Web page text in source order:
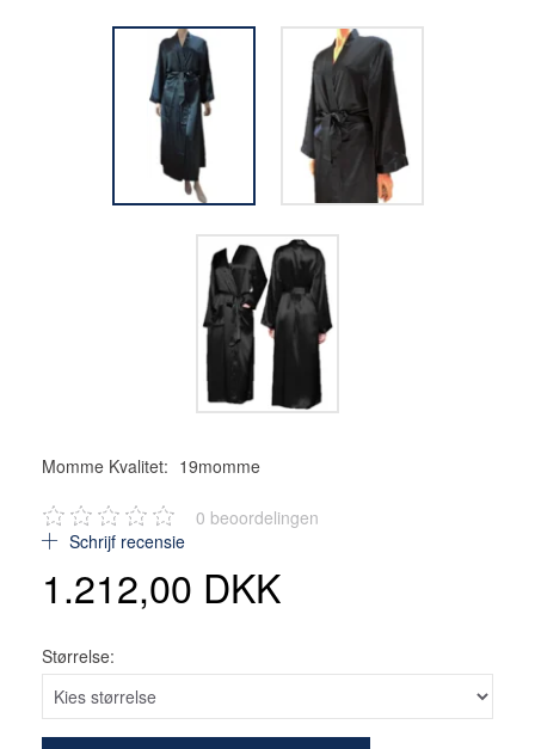
Momme Kvalitet: 19momme
0 beoordelingen
Schrijf recensie
1.212,00 DKK
Størrelse: